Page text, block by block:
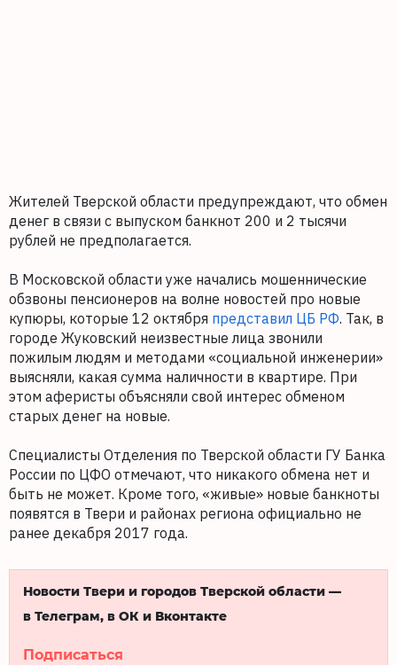
Жителей Тверской области предупреждают, что обмен
денег в связи с выпуском банкнот 200 и 2 тысячи
рублей не предполагается.
В Московской области уже начались мошеннические
обзвоны пенсионеров на волне новостей про новые
купюры, которые 12 октября представил ЦБ РФ. Так, в
городе Жуковский неизвестные лица звонили
пожилым людям и методами «социальной инженерии»
выясняли, какая сумма наличности в квартире. При
этом аферисты объясняли свой интерес обменом
старых денег на новые.
Специалисты Отделения по Тверской области ГУ Банка
России по ЦФО отмечают, что никакого обмена нет и
быть не может. Кроме того, «живые» новые банкноты
появятся в Твери и районах региона официально не
ранее декабря 2017 года.
Новости Твери и городов Тверской области —
в Телеграм, в ОК и Вконтакте
Подписаться